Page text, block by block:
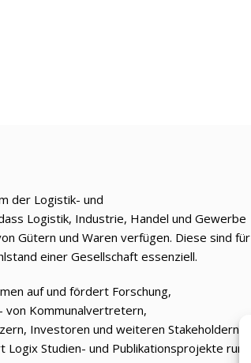
der Logistik- und
Logistik, Industrie, Handel und Gewerbe
Gütern und Waren verfügen. Diese sind für
einer Gesellschaft essenziell.
auf und fördert Forschung,
von Kommunalvertretern,
Investoren und weiteren Stakeholdern.
Studien- und Publikationsprojekte rund